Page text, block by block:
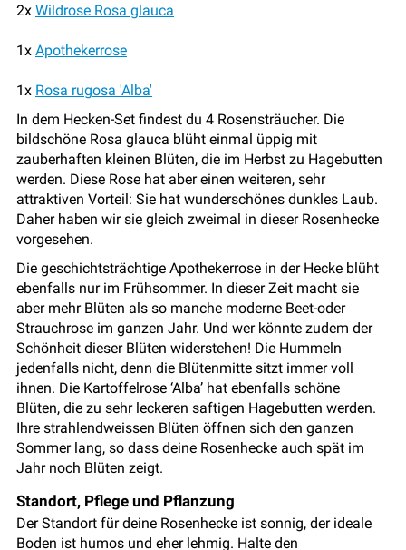
2x Wildrose Rosa glauca
1x Apothekerrose
1x Rosa rugosa 'Alba'
In dem Hecken-Set findest du 4 Rosensträucher. Die
bildschöne Rosa glauca blüht einmal üppig mit
zauberhaften kleinen Blüten, die im Herbst zu Hagebutten
werden. Diese Rose hat aber einen weiteren, sehr
attraktiven Vorteil: Sie hat wunderschönes dunkles Laub.
Daher haben wir sie gleich zweimal in dieser Rosenhecke
vorgesehen.
Die geschichtsträchtige Apothekerrose in der Hecke blüht
ebenfalls nur im Frühsommer. In dieser Zeit macht sie
aber mehr Blüten als so manche moderne Beet-oder
Strauchrose im ganzen Jahr. Und wer könnte zudem der
Schönheit dieser Blüten widerstehen! Die Hummeln
jedenfalls nicht, denn die Blütenmitte sitzt immer voll
ihnen. Die Kartoffelrose ‘Alba’ hat ebenfalls schöne
Blüten, die zu sehr leckeren saftigen Hagebutten werden.
Ihre strahlendweissen Blüten öffnen sich den ganzen
Sommer lang, so dass deine Rosenhecke auch spät im
Jahr noch Blüten zeigt.
Standort, Pflege und Pflanzung
Der Standort für deine Rosenhecke ist sonnig, der ideale
Boden ist humos und eher lehmig. Halte den